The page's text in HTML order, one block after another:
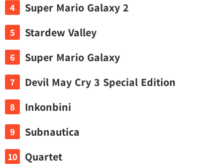
Super Mario Galaxy 2
Stardew Valley
Super Mario Galaxy
Devil May Cry 3 Special Edition
Inkonbini
Subnautica
Quartet